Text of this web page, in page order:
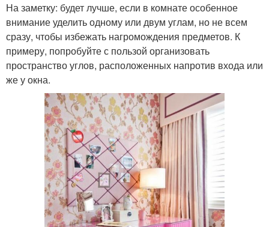
На заметку: будет лучше, если в комнате особенное
внимание уделить одному или двум углам, но не всем
сразу, чтобы избежать нагромождения предметов. К
примеру, попробуйте с пользой организовать
пространство углов, расположенных напротив входа или
же у окна.